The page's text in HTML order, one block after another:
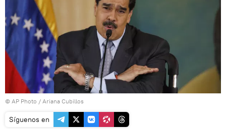
© AP Photo / Ariana Cubillos
Síguenos en